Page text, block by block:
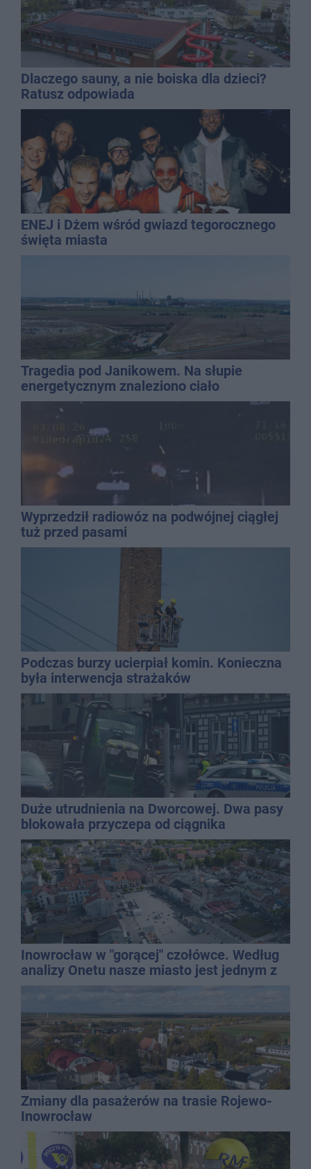
Dlaczego sauny, a nie boiska dla dzieci?
Ratusz odpowiada
ENEJ i Dżem wśród gwiazd tegorocznego
święta miasta
Tragedia pod Janikowem. Na słupie
energetycznym znaleziono ciało
mężczyzny
Wyprzedził radiowóz na podwójnej ciągłej
tuż przed pasami
Podczas burzy ucierpiał komin. Konieczna
była interwencja strażaków
Duże utrudnienia na Dworcowej. Dwa pasy
blokowała przyczepa od ciągnika
Inowrocław w "gorącej" czołówce. Według
analizy Onetu nasze miasto jest jednym z
najbardziej narażonych na upały
Zmiany dla pasażerów na trasie Rojewo-
Inowrocław